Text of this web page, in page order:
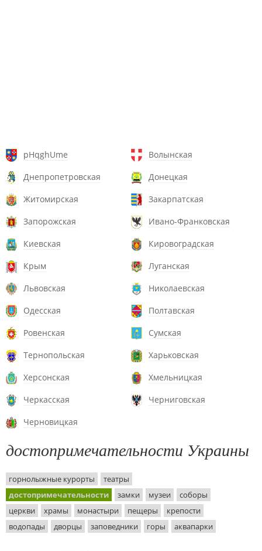
pHqghUme
Волынская
Днепропетровская
Донецкая
Житомирская
Закарпатская
Запорожская
Ивано-Франковская
Киевская
Кировоградская
Крым
Луганская
Львовская
Николаевская
Одесская
Полтавская
Ровенская
Сумская
Тернопольская
Харьковская
Херсонская
Хмельницкая
Черкасская
Черниговская
Черновицкая
достопримечательности Украины
горнолыжные курорты
театры
достопримечательности
замки музеи
соборы
церкви
храмы монастыри пещеры
крепости
водопады
дворцы заповедники горы аквапарки